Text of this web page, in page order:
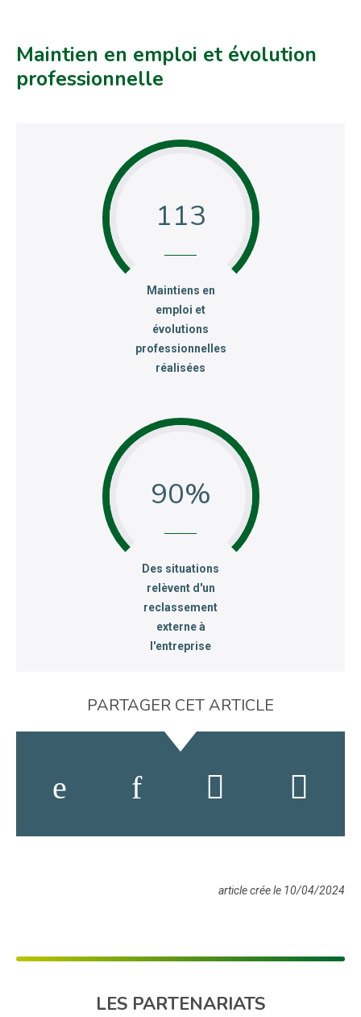
Maintien en emploi et évolution
professionnelle
113
:Maintiens en
emploi et
évolutions
professionnelles
réalisées
90
:Des situations
relèvent d'un
reclassement
externe à
l'entreprise
PARTAGER CET ARTICLE
article crée le 10/04/2024
LES PARTENARIATS